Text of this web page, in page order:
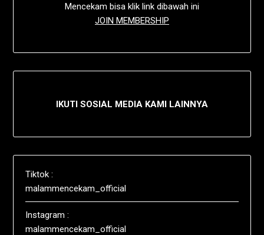
Mencekam bisa klik link dibawah ini
JOIN MEMBERSHIP
IKUTI SOSIAL MEDIA KAMI LAINNYA
Tiktok :
malammencekam_official
Instagram :
malammencekam_official